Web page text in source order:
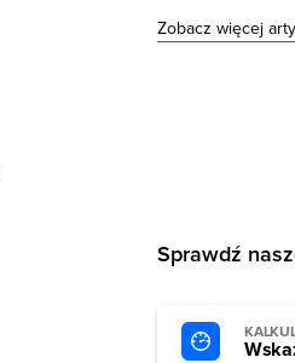
Zobacz więcej
Sprawdź